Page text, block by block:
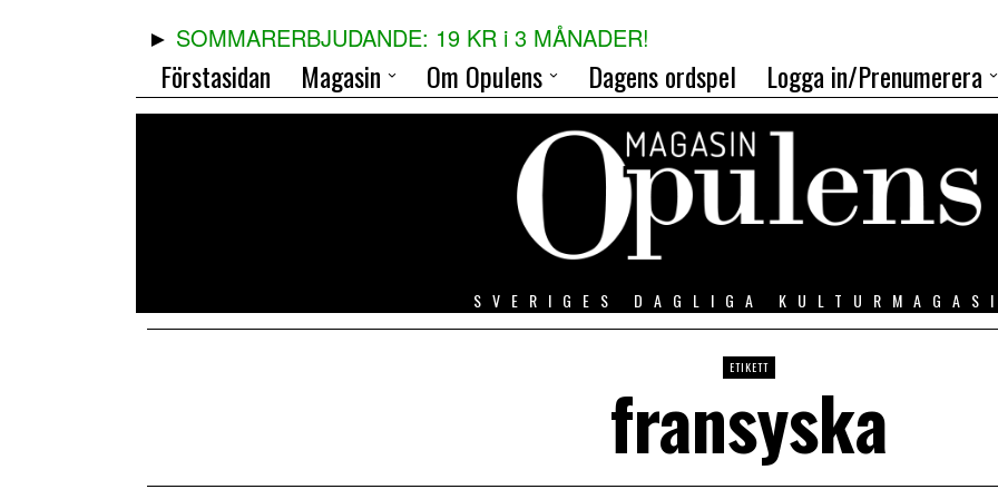
SOMMARERBJUDANDE: 19 KR i 3 MÅNADER!
Förstasidan Magasin Om Opulens Dagens ordspel Logga in/Prenumerera
SVERIGES DAGLIGA
ETIKETT
fransyska